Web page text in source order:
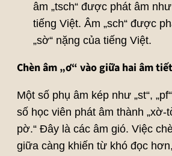
âm „tsch“ được phát âm
tiếng Việt. Âm „sch“ được
„sờ“ nặng của tiếng Việt.
Chèn âm „ơ“ vào giữa hai âm
Một số phụ âm kép như „st“,
số học viên phát âm thành
pờ.“ Đây là các âm gió. Việc
giữa càng khiến từ khó đọc